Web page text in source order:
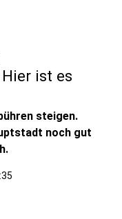
ist es
steigen.
noch gut